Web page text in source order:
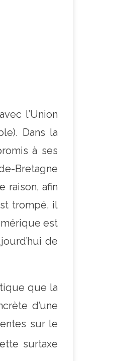
l’Union
Dans la
à ses
Bretagne
raison, afin
trompé, il
est
de
que la
d’une
sur le
surtaxe